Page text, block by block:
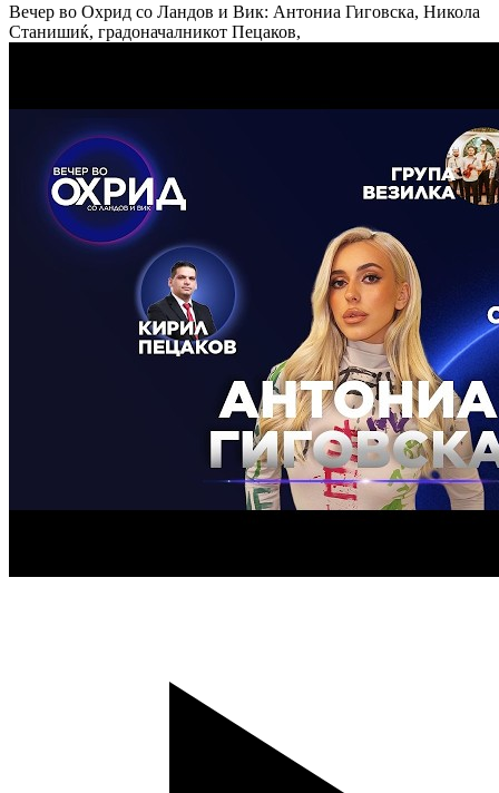
Вечер во Охрид со Ландов и Вик: Антониа Гиговска, Никола
Станишиќ, градоначалникот Пецаков,